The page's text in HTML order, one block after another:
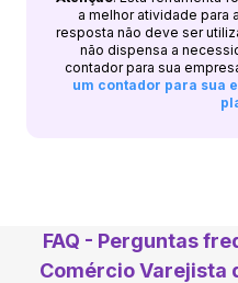
a melhor atividade para
resposta não deve ser
não dispensa a
contador para sua
um contador para sua
FAQ - Perguntas
Comércio